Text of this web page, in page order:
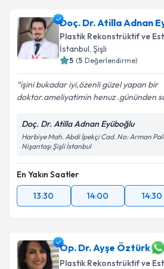
Doç. Dr. Atilla Adnan
Plastik Rekonstrüktif ve
İstanbul, Şişli
5 (5 Değerlendirme)
işini bukadar iyi,özenli güzel yapan bir
doktor.ameliyatimin henuz .gününden
Doç. Dr. Atilla Adnan Eyüboğlu
Harbiye Mah. Abdi İpekçi Cad. No: Arman
Nişantaşı Şişli İstanbul
En Yakın Saatler
13:30
14:00 14:30
Op. Dr. Ayşe Öztürk
Plastik Rekonstrüktif ve